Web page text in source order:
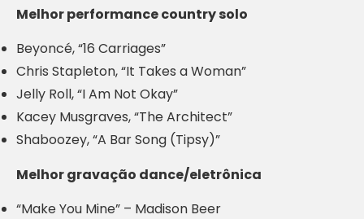
Melhor performance country solo
Beyoncé, “16 Carriages”
Chris Stapleton, “It Takes a Woman”
Jelly Roll, “I Am Not Okay”
Kacey Musgraves, “The Architect”
Shaboozey, “A Bar Song (Tipsy)”
Melhor gravação dance/eletrônica
“Make You Mine” – Madison Beer